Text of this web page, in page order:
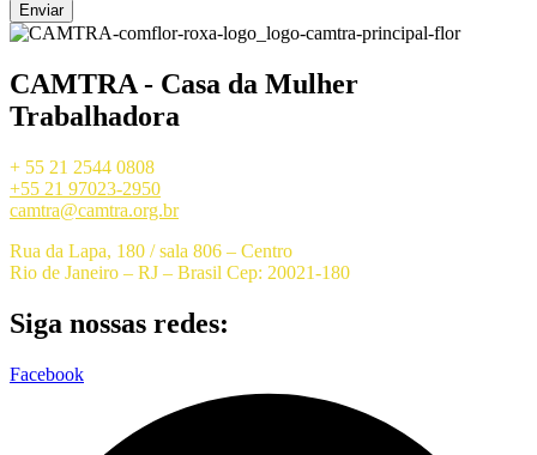
Enviar
CAMTRA - Casa da Mulher
Trabalhadora
+ 55 21 2544 0808
+55 21 97023-2950
camtra@camtra.org.br
Rua da Lapa, 180 / sala 806 – Centro
Rio de Janeiro – RJ – Brasil Cep: 20021-180
Siga nossas redes:
Facebook